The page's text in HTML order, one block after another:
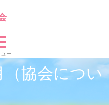
ュー
（協会につい